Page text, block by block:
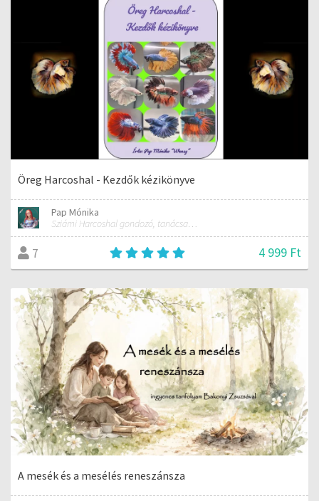
Öreg Harcoshal - Kezdők kézikönyve
Pap Mónika
Sziámi Harcoshal gondozó, tanácsadó, kereskedő
7 4 999 Ft
A mesék és a mesélés reneszánsza